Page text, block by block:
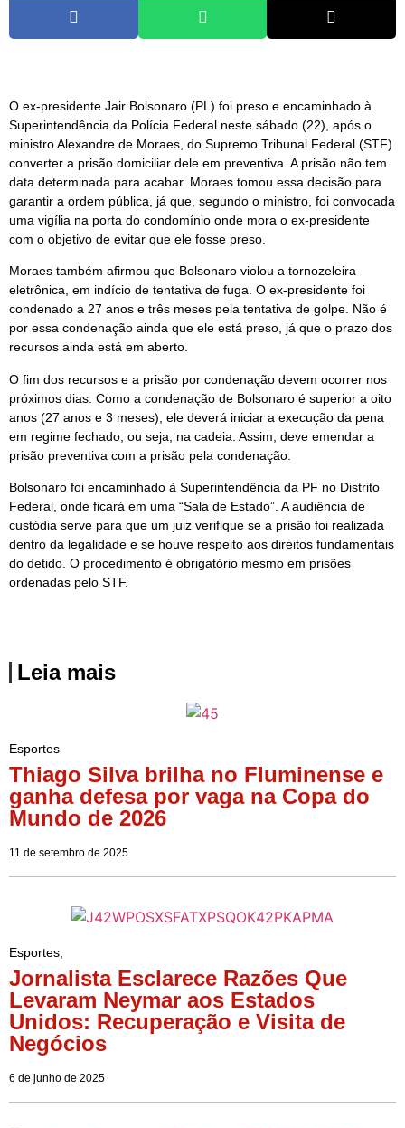
O ex-presidente Jair Bolsonaro (PL) foi preso e encaminhado à
Superintendência da Polícia Federal neste sábado (22), após o
ministro Alexandre de Moraes, do Supremo Tribunal Federal (STF)
converter a prisão domiciliar dele em preventiva. A prisão não tem
data determinada para acabar. Moraes tomou essa decisão para
garantir a ordem pública, já que, segundo o ministro, foi convocada
uma vigília na porta do condomínio onde mora o ex-presidente
com o objetivo de evitar que ele fosse preso.
Moraes também afirmou que Bolsonaro violou a tornozeleira
eletrônica, em indício de tentativa de fuga. O ex-presidente foi
condenado a 27 anos e três meses pela tentativa de golpe. Não é
por essa condenação ainda que ele está preso, já que o prazo dos
recursos ainda está em aberto.
O fim dos recursos e a prisão por condenação devem ocorrer nos
próximos dias. Como a condenação de Bolsonaro é superior a oito
anos (27 anos e 3 meses), ele deverá iniciar a execução da pena
em regime fechado, ou seja, na cadeia. Assim, deve emendar a
prisão preventiva com a prisão pela condenação.
Bolsonaro foi encaminhado à Superintendência da PF no Distrito
Federal, onde ficará em uma “Sala de Estado”. A audiência de
custódia serve para que um juiz verifique se a prisão foi realizada
dentro da legalidade e se houve respeito aos direitos fundamentais
do detido. O procedimento é obrigatório mesmo em prisões
ordenadas pelo STF.
Leia mais
Esportes
Thiago Silva brilha no Fluminense e
ganha defesa por vaga na Copa do
Mundo de 2026
11 de setembro de 2025
Esportes
Jornalista Esclarece Razões Que
Levaram Neymar aos Estados
Unidos: Recuperação e Visita de
Negócios
6 de junho de 2025